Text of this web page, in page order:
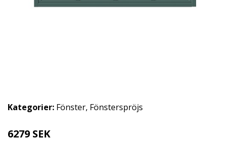
Kategorier: Fönster, Fönsterspröjs
6279 SEK